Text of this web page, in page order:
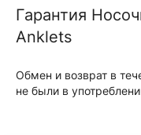
Гарантия
Anklets
Обмен и возврат в
не были в